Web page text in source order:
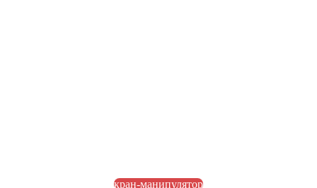
кран-манипулятор